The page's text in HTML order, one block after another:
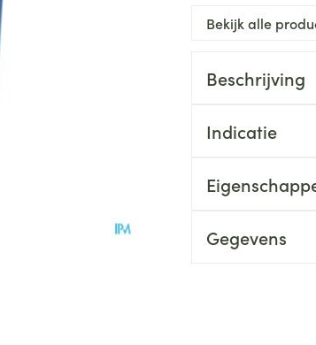
Bekijk alle
Beschrijving
Indicatie
Gegevens